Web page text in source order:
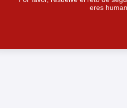
eres